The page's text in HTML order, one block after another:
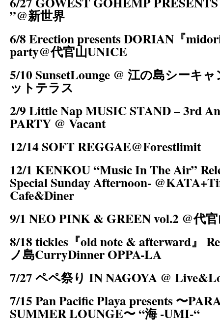
”@新世界
6/8 Erection presents DORIAN『
party@代官山UNICE
5/10 SunsetLounge @ 江の島シーキ
ットテラス
2/9 Little Nap MUSIC STAND – 3rd
PARTY @ Vacant
12/14 SOFT REGGAE@Forestlimit
12/1 KENKOU “Music In The Air”
Special Sunday Afternoon-
Cafe&Diner
9/1 NEO PINK & GREEN vol.2 @代
8/18 tickles『old note & afterward』
ノ島CurryDinner OPPA-LA
7/27 ペペ祭り IN NAGOYA @
7/15 Pan Pacific Playa presents 〜
SUMMER LOUNGE〜 “海 -UMI-“